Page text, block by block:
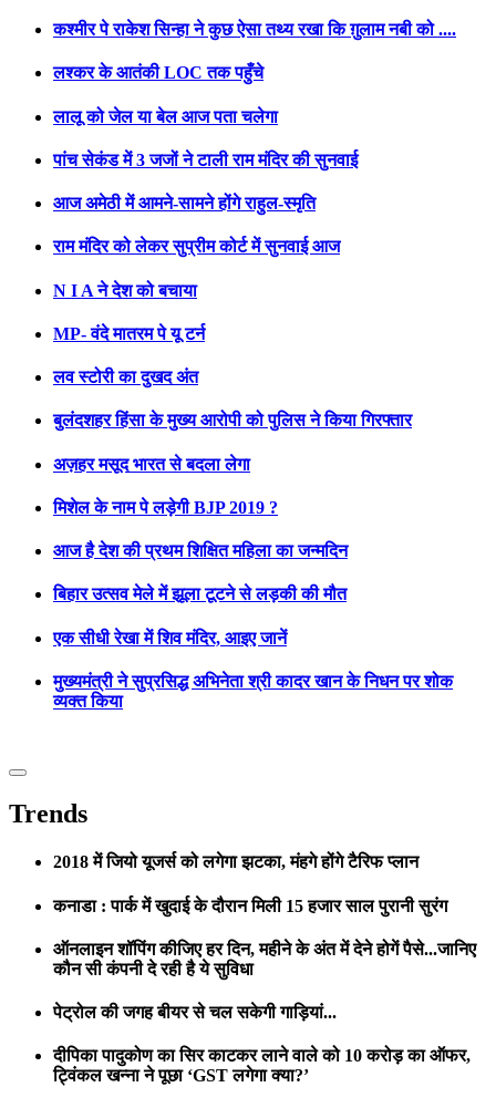
कश्मीर पे राकेश सिन्हा ने कुछ ऐसा तथ्य रखा कि ग़ुलाम नबी को ....
लश्कर के आतंकी LOC तक पहुँचे
लालू को जेल या बेल आज पता चलेगा
पांच सेकंड में 3 जजों ने टाली राम मंदिर की सुनवाई
आज अमेठी में आमने-सामने होंगे राहुल-स्मृति
राम मंदिर को लेकर सुप्रीम कोर्ट में सुनवाई आज
N I A ने देश को बचाया
MP- वंदे मातरम पे यू टर्न
लव स्टोरी का दुखद अंत
बुलंदशहर हिंसा के मुख्य आरोपी को पुलिस ने किया गिरफ्तार
अज़हर मसूद भारत से बदला लेगा
मिशेल के नाम पे लड़ेगी BJP 2019 ?
आज है देश की प्रथम शिक्षित महिला का जन्मदिन
बिहार उत्सव मेले में झूला टूटने से लड़की की मौत
एक सीधी रेखा में शिव मंदिर, आइए जानें
मुख्यमंत्री ने सुप्रसिद्ध अभिनेता श्री कादर खान के निधन पर शोक
व्यक्त किया
Trends
2018 में जियो यूजर्स को लगेगा झटका, मंहगे होंगे टैरिफ प्लान
कनाडा : पार्क में खुदाई के दौरान मिली 15 हजार साल पुरानी सुरंग
ऑनलाइन शॉपिंग कीजिए हर दिन, महीने के अंत में देने होगें पैसे...जानिए
कौन सी कंपनी दे रही है ये सुविधा
पेट्रोल की जगह बीयर से चल सकेगी गाड़ियां...
दीपिका पादुकोण का सिर काटकर लाने वाले को 10 करोड़ का ऑफर,
ट्विंकल खन्ना ने पूछा ‘GST लगेगा क्या?’